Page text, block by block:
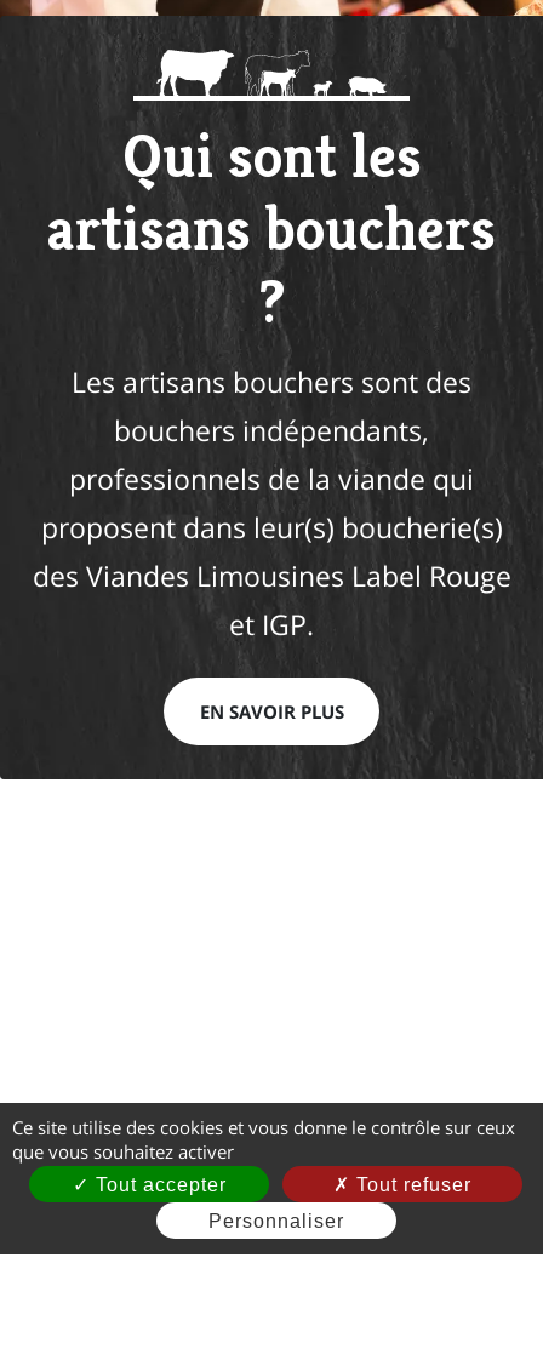
Qui sont les
artisans bouchers
?
Les artisans bouchers sont des
bouchers indépendants,
professionnels de la viande qui
proposent dans leur(s) boucherie(s)
des Viandes Limousines Label Rouge
et IGP.
EN SAVOIR PLUS
Ce site utilise des cookies et vous donne le contrôle sur ceux
que vous souhaitez activer
Tout accepter
Tout refuser
Personnaliser